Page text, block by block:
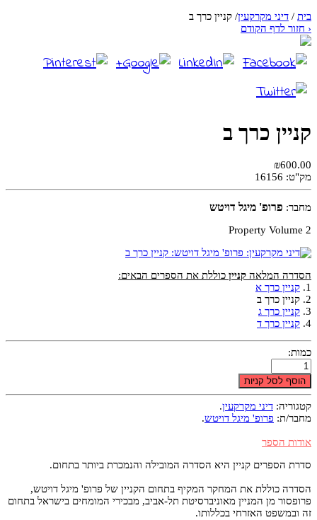
בית / דיני מקרקעין/ קניין כרך ב
‹ חזור לדף הקודם
קניין כרך ב
₪600.00
מק"ט: 16156
מחבר: פרופ' מיגל דויטש
Property Volume 2
הסדרה המלאה קניין כוללת את הספרים הבאים:
1. קניין כרך א
2. קניין כרך ב
3. קניין כרך ג
4. קניין כרך ד
כמות:
הוסף לסל קניות
קטגוריה: דיני מקרקעין.
מחבר/ת: פרופ' מיגל דויטש.
אודות הספר
סדרת הספרים קניין היא הסדרה המובילה והנמכרת ביותר בתחום.
הסדרה כוללת את המחקר המקיף בתחום הקניין של פרופ' מיגל דויטש,
פרופסור מן המניין מאוניברסיטת תל-אביב, מבכירי המומחים בישראל בתחום
זה ובמשפט האזרחי בכללותו.